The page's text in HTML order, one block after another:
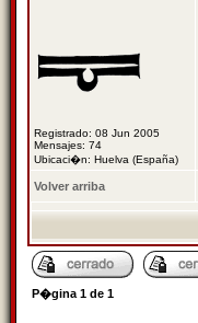
Registrado: 08 Jun 2005
Mensajes: 74
Ubicaci�n: Huelva (España)
Volver arriba
P�gina 1 de 1